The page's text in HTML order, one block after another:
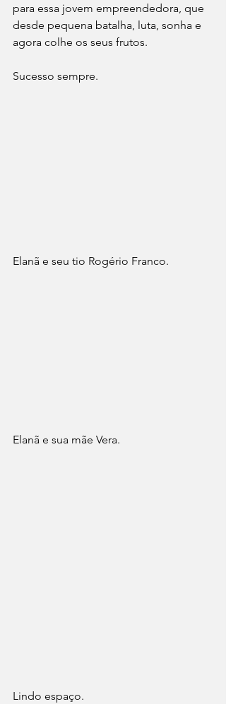
para essa jovem empreendedora, que
desde pequena batalha, luta, sonha e
agora colhe os seus frutos.
Sucesso sempre.
Elanã e seu tio Rogério Franco.
Elanã e sua mãe Vera.
Lindo espaço.